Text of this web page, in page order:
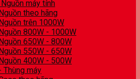
máy tính
theo hãng
trên 1000W
800W - 1000W
650W - 800W
550W - 650W
400W - 500W
Thùng máy